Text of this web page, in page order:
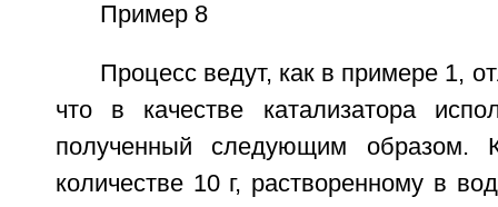
Пример 8
Процесс ведут, как в примере 1,
что в качестве катализатора
полученный следующим образом.
количестве 10 г, растворенному в